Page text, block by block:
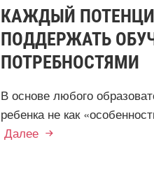
КАЖДЫЙ
ПОДДЕРЖАТЬ
ПОТРЕБНОСТЯМИ
В основе любого
ребенка не как
Далее